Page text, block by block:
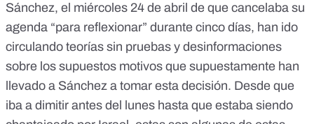
Sánchez, el miércoles 24 de abril de que cancelaba su
agenda “para reflexionar” durante cinco días, han ido
circulando teorías sin pruebas y desinformaciones
sobre los supuestos motivos que supuestamente han
llevado a Sánchez a tomar esta decisión. Desde que
iba a dimitir antes del lunes hasta que estaba siendo